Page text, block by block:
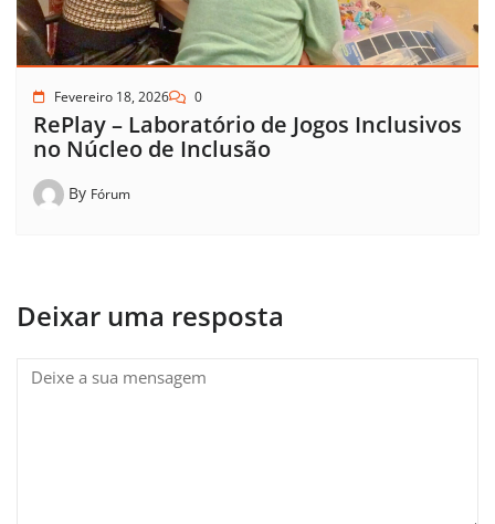
Fevereiro 18, 2026 0
RePlay – Laboratório de Jogos Inclusivos
no Núcleo de Inclusão
By Fórum
Deixar uma resposta